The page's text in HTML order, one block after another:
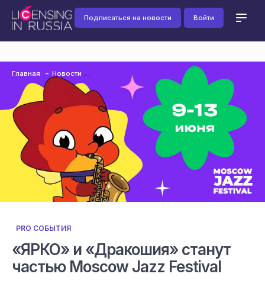
Подписаться на новости Войти
Главная Новости
PRO СОБЫТИЯ
«ЯРКО» и «Дракошия» станут
частью Moscow Jazz Festival